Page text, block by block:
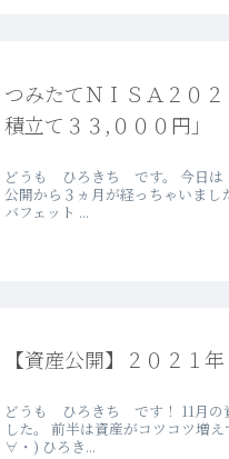
つみたてＮＩＳＡ２０
積立て３３,０００円」
どうも ひろきち です。 今日は
公開から３ヵ月が経っちゃいまし
バフェット ...
【資産公開】２０２１
どうも ひろきち です！ 11月の
した。 前半は資産がコツコツ増
∀・) ひろき...